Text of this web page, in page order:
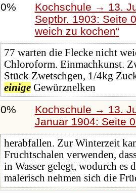
0%
Kochschule → 13.
Septbr. 1903: Seite
weich zu kochen
77 warten die Flecke nicht
Chloroform. Einmachkunst.
Stück Zwetschgen, 1/4kg
einigeGewürznelken
0%
Kochschule → 13.
Januar 1904: Seite
herabfallen. Zur Winterzeit
Fruchtschalen verwenden,
in Wasser gelegt, wodurch es
malerisch nehmen sich die